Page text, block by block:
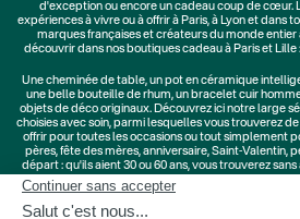
d'exceptionou encore un cadeau coup de cœur.
expériences à vivreou à offrir à Paris, à Lyon et dans
marquesfrançaises et créateurs du monde entier
découvrir dans nos boutiques cadeau à Paris et Lille :
Unecheminée de table, unpot en céramique
une belle bouteille de rhum, un bracelet cuir
objets de déco originaux. Découvrez ici notre large
choisies avec soin, parmi lesquelles vous trouverez
offrir pour toutes les occasions ou tout simplement
pères,fête des mères,anniversaire,Saint-Valentin,
départ : qu'ils aient 30 ou 60 ans, vous trouverez
Cadeaux Saint-Valentin